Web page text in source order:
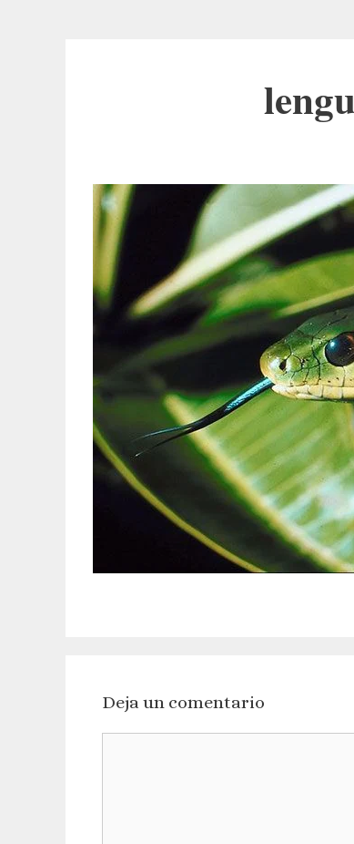
Deja un comentario
Comentario